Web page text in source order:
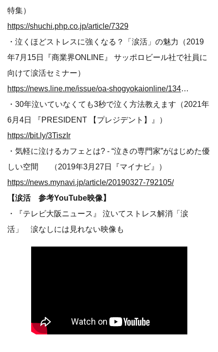
特集）
https://shuchi.php.co.jp/article/7329
・泣くほどストレスに強くなる？「涙活」の魅力（2019
年7月15日『商業界ONLINE』 サッポロビール社で社員に
向けて涙活セミナー）
https://news.line.me/issue/oa-shogyokaionline/13430eac00d8
・30年泣いていなくても3秒で泣く方法教えます（2021年
6月4日 『PRESIDENT 【プレジデント】』）
https://bit.ly/3TiszIr
・気軽に泣けるカフェとは? - “泣きの専門家”がはじめた優
しい空間 （2019年3月27日『マイナビ』）
https://news.mynavi.jp/article/20190327-792105/
【涙活 参考YouTube映像】
・『テレビ大阪ニュース』 泣いてストレス解消「涙
活」 涙なしには見れない映像も